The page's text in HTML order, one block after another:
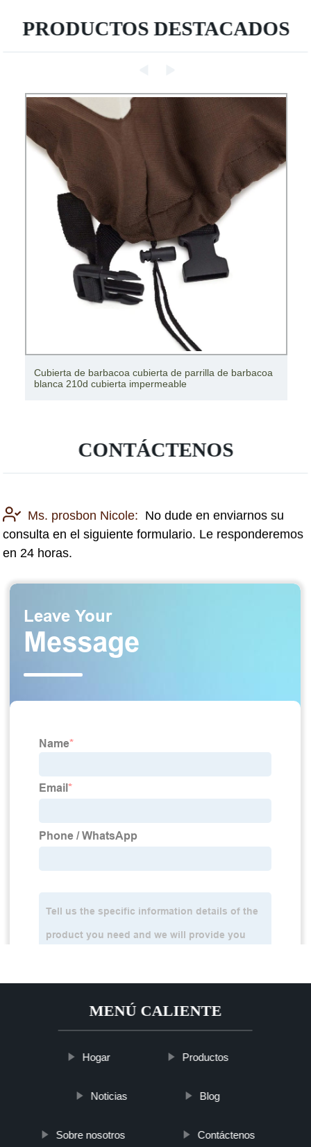
PRODUCTOS DESTACADOS
Cubierta de barbacoa cubierta de parrilla de barbacoa
blanca 210d cubierta impermeable
CONTÁCTENOS
Ms. prosbon Nicole: No dude en enviarnos su
consulta en el siguiente formulario. Le responderemos
en 24 horas.
MENÚ CALIENTE
Hogar Productos
Noticias Blog
Sobre nosotros Contáctenos